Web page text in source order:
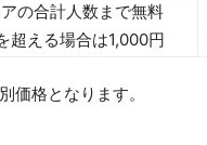
の合計人数まで無料
超える場合は1,000円
価格となります。